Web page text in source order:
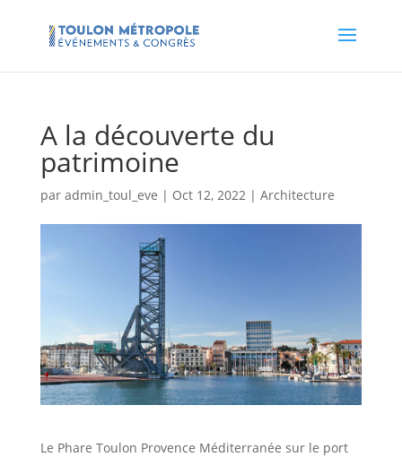
A la découverte du
patrimoine
par admin_toul_eve | Oct 12, 2022| Architecture
Le Phare Toulon Provence Méditerranée sur le port